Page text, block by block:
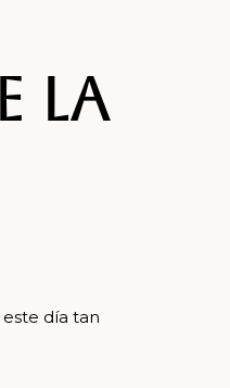
la
día tan